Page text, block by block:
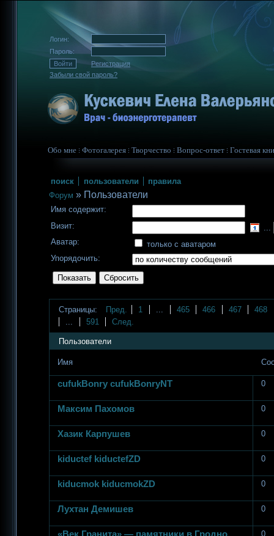
Логин:
Пароль:
Регистрация
Забыли свой пароль?
Обо мне Фотогалерея Творчество Вопрос-ответ Гостевая
поиск пользователи
правила
Форум » Пользователи
Имя содержит:
Визит:
Аватар:
только с аватаром
Упорядочить:
Страницы: Пред. 1 465 466 467
468
591 След.
Пользователи
Имя
cufukBonry cufukBonryNT 0
Максим Пахомов 0
Хазик Карпушев 0
kiductef kiductefZD 0
kiducmok kiducmokZD 0
Лухтан Демишев 0
0